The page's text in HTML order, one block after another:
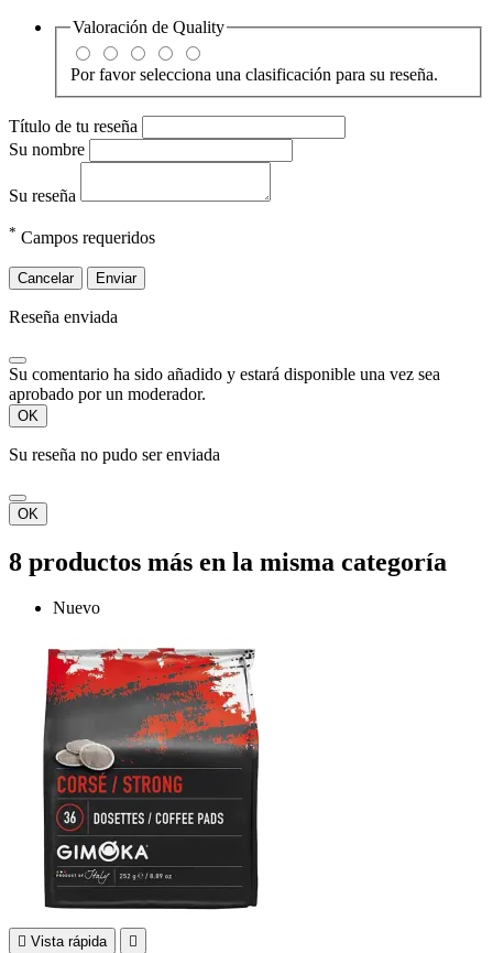
Valoración de Quality
Por favor selecciona una clasificación para su reseña.
Título de tu reseña
Su nombre
Su reseña
* Campos requeridos
Cancelar Enviar
Reseña enviada
Su comentario ha sido añadido y estará disponible una vez sea
aprobado por un moderador.
OK
Su reseña no pudo ser enviada
OK
8 productos más en la misma categoría
Nuevo
 Vista rápida 